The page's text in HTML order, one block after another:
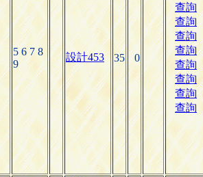
5 6 7 8
9
設計453 35 0
查詢
查詢
查詢
查詢
查詢
查詢
查詢
查詢